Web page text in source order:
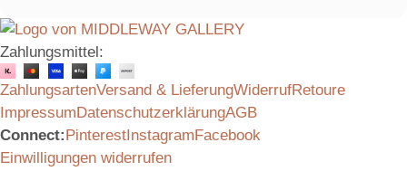
Zahlungsmittel:
ZahlungsartenVersand & LieferungWiderrufRetoure
ImpressumDatenschutzerklärungAGB
Connect:PinterestInstagramFacebook
Einwilligungen widerrufen